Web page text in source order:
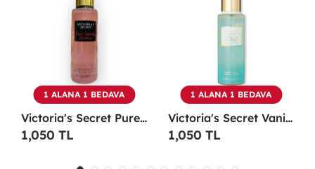
1 ALANA 1 BEDAVA
Victoria's Secret Pure Seduction Shimmer 250ml Vücut Spreyi -
1,050 TL
1 ALANA 1 BEDAVA
Victoria's Secret Vanilla Tropic 250ml Vücut Spreyi -
1,050 TL